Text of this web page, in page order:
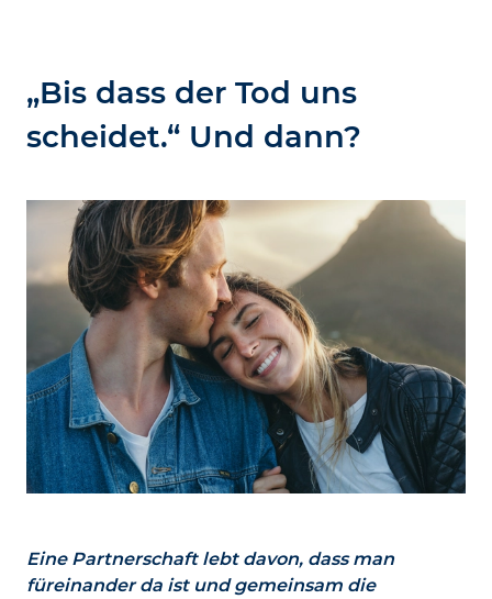
„Bis dass der Tod uns
scheidet.“ Und dann?
Eine Partnerschaft lebt davon, dass man
füreinander da ist und gemeinsam die